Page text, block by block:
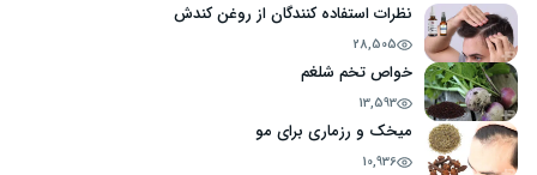
نظرات استفاده کنندگان از روغن کندش
28,505
خواص تخم شلغم
13,593
میخک و رزماری برای مو
10,936